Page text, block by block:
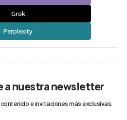
Grok
Perplexity
a nuestra newsletter
e invitaciones más exclusivas.